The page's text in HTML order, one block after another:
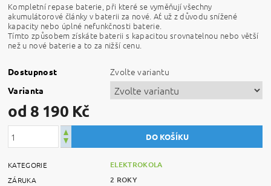
Kompletní repase baterie, při které se vyměňují všechny
akumulátorové články v baterii za nové. Ať už z důvodu snížené
kapacity nebo úplné nefunkčnosti baterie.
Tímto způsobem získáte baterii s kapacitou srovnatelnou nebo větší
než u nové baterie a to za nižší cenu.
Dostupnost Zvolte variantu
Varianta
od 8 190 Kč
KATEGORIE ELEKTROKOLA
ZÁRUKA 2 ROKY